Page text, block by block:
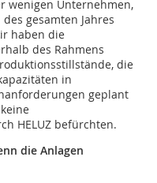
wenigen Unternehmen,
gesamten Jahres
haben die
des Rahmens
die
in
geplant
HELUZ befürchten.
die Anlagen